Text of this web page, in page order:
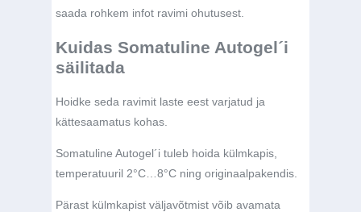
saada rohkem infot ravimi ohutusest.
Kuidas Somatuline Autogel´i
säilitada
Hoidke seda ravimit laste eest varjatud ja
kättesaamatus kohas.
Somatuline Autogel´i tuleb hoida külmkapis,
temperatuuril 2°C…8°C ning originaalpakendis.
Pärast külmkapist väljavõtmist võib avamata